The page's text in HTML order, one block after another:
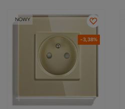
-3,38%
NOWY